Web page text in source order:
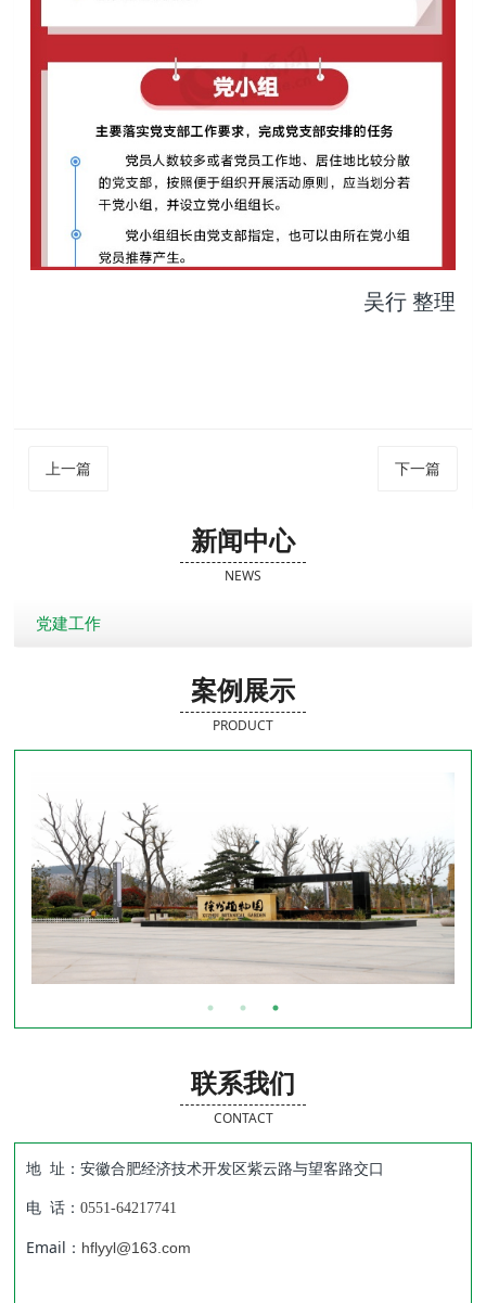
吴行 整理
上一篇 下一篇
新闻中心
NEWS
党建工作
案例展示
PRODUCT
联系我们
CONTACT
地 址：安徽合肥经济技术开发区紫云路与望客路交口
电 话：0551-64217741
Email： hflyyl@163.com